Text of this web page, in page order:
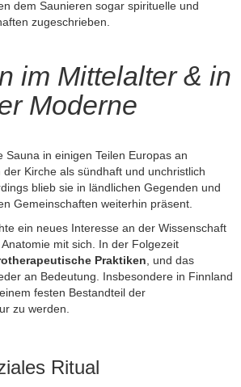
dem Saunieren sogar spirituelle und
zugeschrieben.
im Mittelalter & in
Moderne
Sauna in einigen Teilen Europas an
Kirche als sündhaft und unchristlich
blieb sie in ländlichen Gegenden und
Gemeinschaften weiterhin präsent.
ein neues Interesse an der Wissenschaft
mit sich. In der Folgezeit
Praktiken , und das
an Bedeutung. Insbesondere in Finnland
festen Bestandteil der
zu werden.
Ritual